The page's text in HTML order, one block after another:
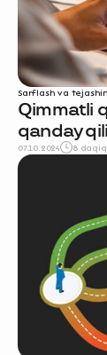
Sarflash va tejash
Qimmatli
qanday
07.10.2024 8